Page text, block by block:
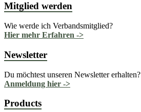
Mitglied werden
Wie werde ich Verbandsmitglied?
Hier mehr Erfahren ->
Newsletter
Du möchtest unseren Newsletter erhalten?
Anmeldung hier ->
Products